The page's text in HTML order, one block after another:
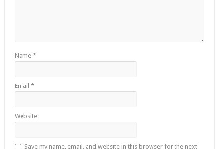
Name *
Email *
Website
Save my name, email, and website in this browser for the next